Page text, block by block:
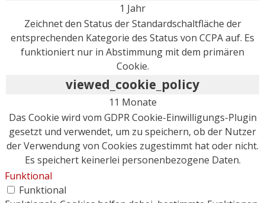
1 Jahr
Zeichnet den Status der Standardschaltfläche der
entsprechenden Kategorie des Status von CCPA auf. Es
funktioniert nur in Abstimmung mit dem primären
Cookie.
viewed_cookie_policy
11 Monate
Das Cookie wird vom GDPR Cookie-Einwilligungs-Plugin
gesetzt und verwendet, um zu speichern, ob der Nutzer
der Verwendung von Cookies zugestimmt hat oder nicht.
Es speichert keinerlei personenbezogene Daten.
Funktional
Funktional